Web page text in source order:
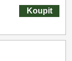
Koupit